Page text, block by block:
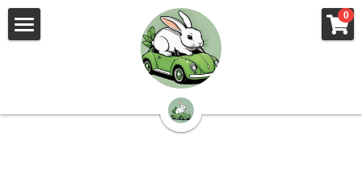
0
🌳株式会社 kibi🦉（トップ）
📰kibi log（ブログ）
🏢会社概要・プライバシーポリシー・プロフィ
×
ストアカテゴリー
すべてのカテゴリー
×
ブログカテゴリー